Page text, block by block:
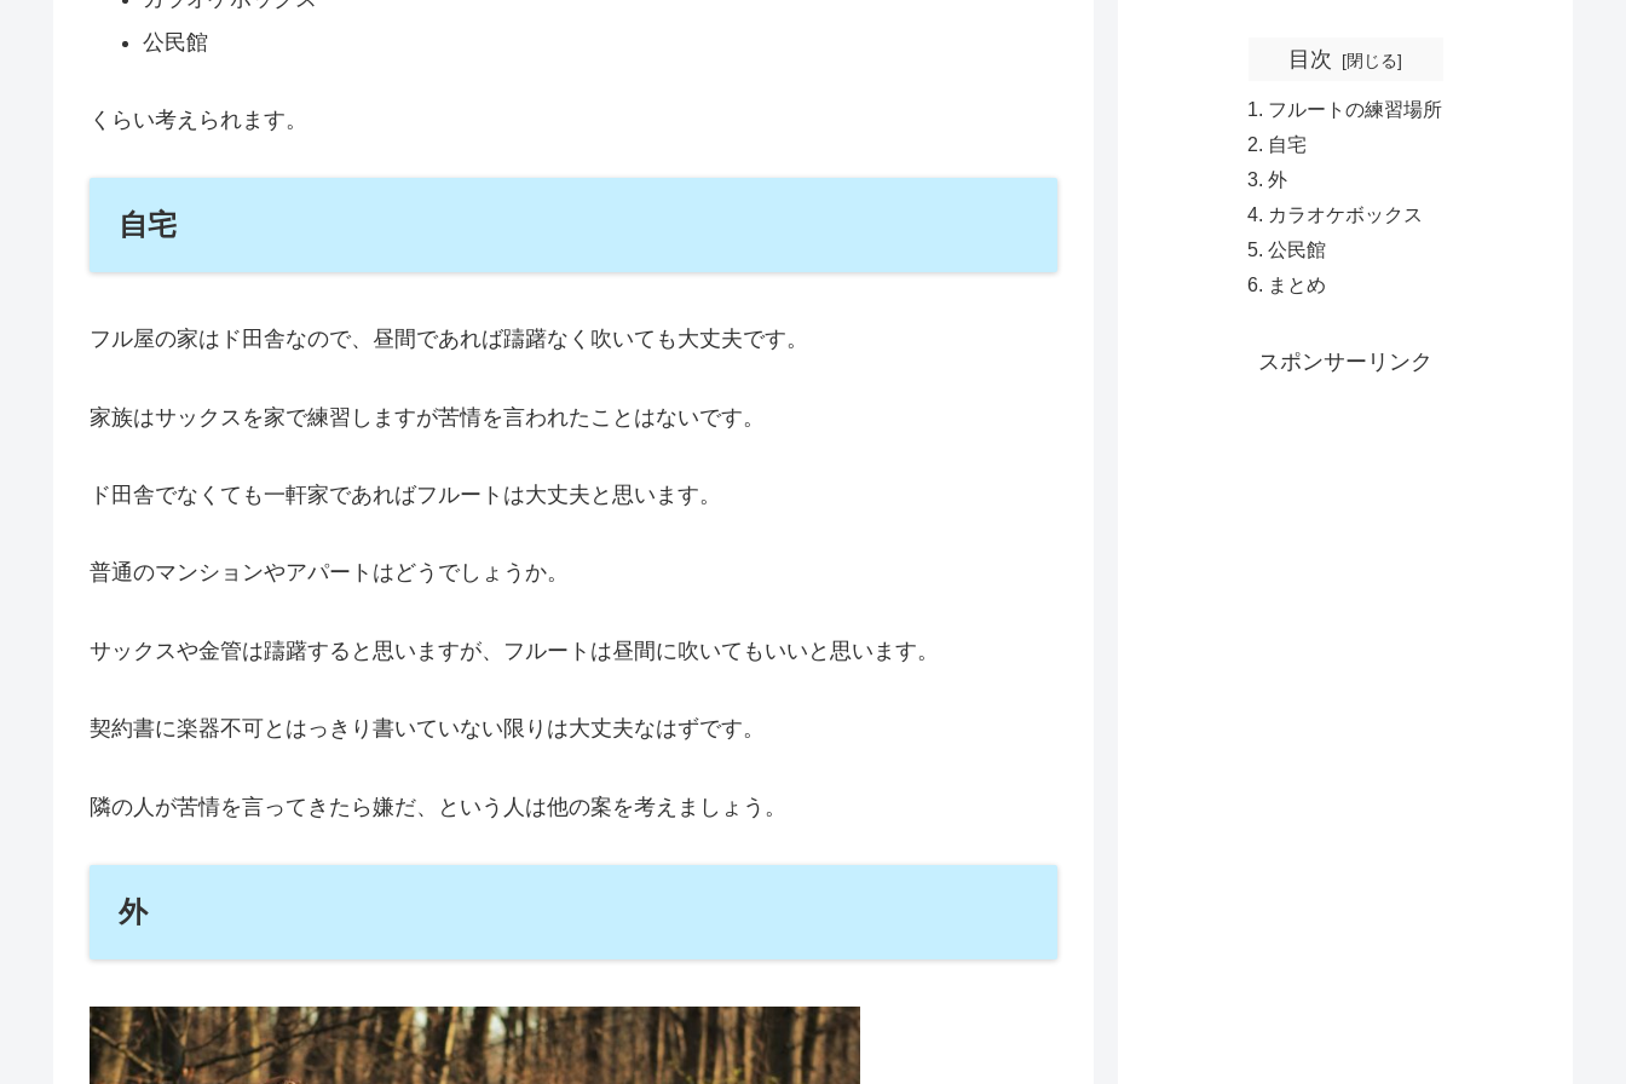
公民館
くらい考えられます。
自宅
フル屋の家はド田舎なので、昼間であれば躊躇なく吹いても大丈夫です。
家族はサックスを家で練習しますが苦情を言われたことはないです。
ド田舎でなくても一軒家であればフルートは大丈夫と思います。
普通のマンションやアパートはどうでしょうか。
サックスや金管は躊躇すると思いますが、フルートは昼間に吹いてもいいと思います。
契約書に楽器不可とはっきり書いていない限りは大丈夫なはずです。
隣の人が苦情を言ってきたら嫌だ、という人は他の案を考えましょう。
外
目次
フルートの練習場所
自宅
外
カラオケボックス
公民館
まとめ
スポンサーリンク